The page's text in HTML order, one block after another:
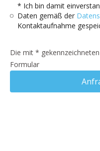
* Ich bin damit
Daten gemäß der
Kontaktaufnahme
Die mit *
Formular